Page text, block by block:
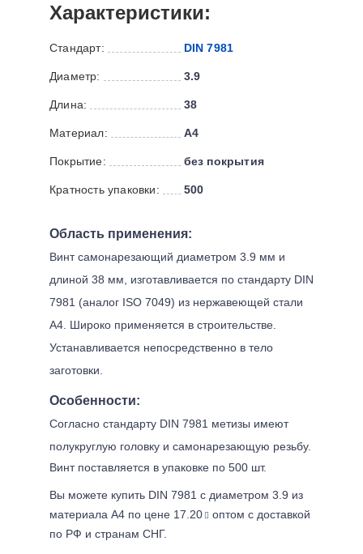
Характеристики:
Стандарт: DIN 7981
Диаметр: 3.9
Длина: 38
Материал: А4
Покрытие: без покрытия
Кратность упаковки: 500
Область применения:
Винт самонарезающий диаметром 3.9 мм и
длиной 38 мм, изготавливается по стандарту DIN
7981 (аналог ISO 7049) из нержавеющей стали
А4. Широко применяется в строительстве.
Устанавливается непосредственно в тело
заготовки.
Особенности:
Согласно стандарту DIN 7981 метизы имеют
полукруглую головку и самонарезающую резьбу.
Винт поставляется в упаковке по 500 шт.
Вы можете купить DIN 7981 с диаметром 3.9 из
материала А4 по цене 17.20
оптом с доставкой
по РФ и странам СНГ.